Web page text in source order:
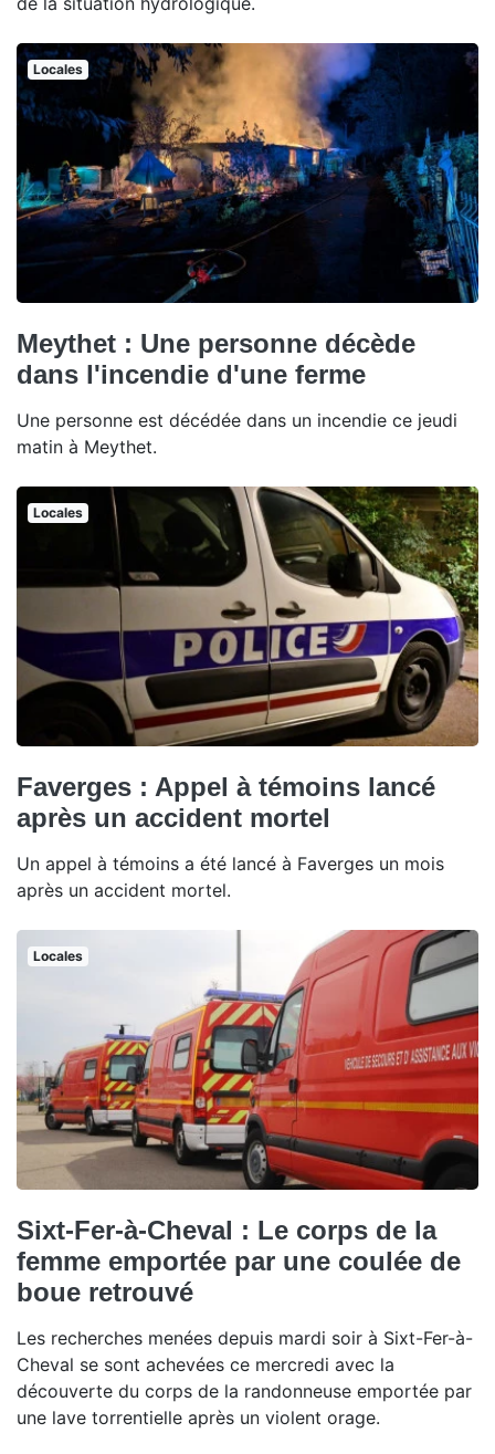
Locales
Meythet : Une personne décède
dans l'incendie d'une ferme
Une personne est décédée dans un incendie ce jeudi
matin à Meythet.
Locales
Faverges : Appel à témoins lancé
après un accident mortel
Un appel à témoins a été lancé à Faverges un mois
après un accident mortel.
Locales
Sixt-Fer-à-Cheval : Le corps de la
femme emportée par une coulée de
boue retrouvé
Les recherches menées depuis mardi soir à Sixt-Fer-à-
Cheval se sont achevées ce mercredi avec la
découverte du corps de la randonneuse emportée par
une lave torrentielle après un violent orage.